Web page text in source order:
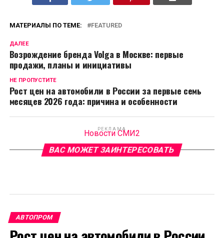
МАТЕРИАЛЫ ПО ТЕМЕ: FEATURED
ДАЛЕЕ
Возрождение бренда Volga в Москве: первые
продажи, планы и инициативы
НЕ ПРОПУСТИТЕ
Рост цен на автомобили в России за первые семь
месяцев 2026 года: причина и особенности
РЕКЛАМА
Новости СМИ2
ВАС МОЖЕТ ЗАИНТЕРЕСОВАТЬ
АВТОПРОМ